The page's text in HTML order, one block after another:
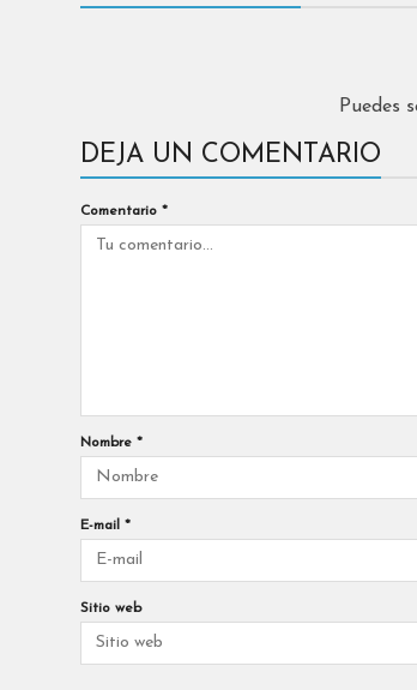
Puedes
DEJA UN COMENTARIO
Comentario *
Nombre *
E-mail *
Sitio web